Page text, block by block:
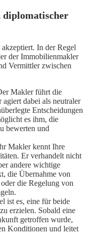
diplomatischer
In der Regel
der Immobilienmakler
Vermittler zwischen
Makler führt die
dabei als neutraler
Entscheidungen
es ihm, die
bewerten und
Makler kennt Ihre
Er verhandelt nicht
andere wichtige
die Übernahme von
die Regelung von
ist es, eine für beide
erzielen. Sobald eine
getroffen wurde,
Konditionen und leitet